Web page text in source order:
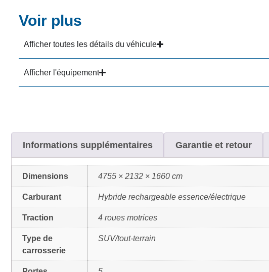
Voir plus
Afficher toutes les détails du véhicule
Afficher l'équipement
Informations supplémentaires Garantie et retour
Dimensions 4755 × 2132 × 1660 cm
Carburant Hybride rechargeable essence/électrique
Traction 4 roues motrices
Type de
carrosserie
SUV/tout-terrain